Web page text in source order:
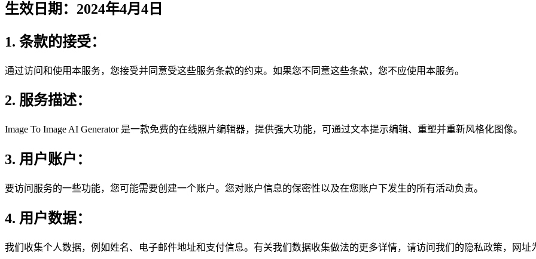
生效日期：2024年4月4日
1. 条款的接受：
通过访问和使用本服务，您接受并同意受这些服务条款的约束。如果您不同意这些条款，您不应使用本服务。
2. 服务描述：
Image To Image AI Generator 是一款免费的在线照片编辑器，提供强大功能，可通过文本提示编辑、重塑并重新风格化图像。
3. 用户账户：
要访问服务的一些功能，您可能需要创建一个账户。您对账户信息的保密性以及在您账户下发生的所有活动负责。
4. 用户数据：
我们收集个人数据，例如姓名、电子邮件地址和支付信息。有关我们数据收集做法的更多详情，请访问我们的隐私政策，网址